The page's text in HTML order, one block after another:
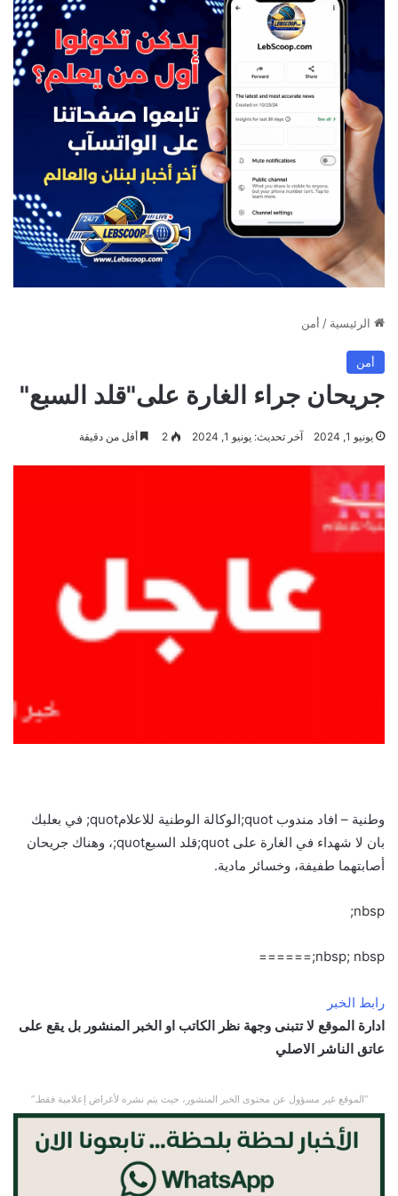
الرئيسية / أمن
أمن
جريحان جراء الغارة على"قلد السبع"
يونيو 1, 2024 آخر تحديث: يونيو 1, 2024 2 أقل من دقيقة
وطنية – افاد مندوب quot;الوكالة الوطنية للاعلامquot; في بعلبك
بان لا شهداء في الغارة على quot;قلد السبعquot;، وهناك جريحان
أصابتهما طفيفة، وخسائر مادية.
nbsp;
nbsp; nbsp;======
رابط الخبر
ادارة الموقع لا تتبنى وجهة نظر الكاتب او الخبر المنشور بل يقع على
عاتق الناشر الاصلي
“الموقع غير مسؤول عن محتوى الخبر المنشور، حيث يتم نشره لأغراض إعلامية فقط.”